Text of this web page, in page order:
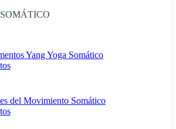
Yang Yoga Somático
del Movimiento Somático